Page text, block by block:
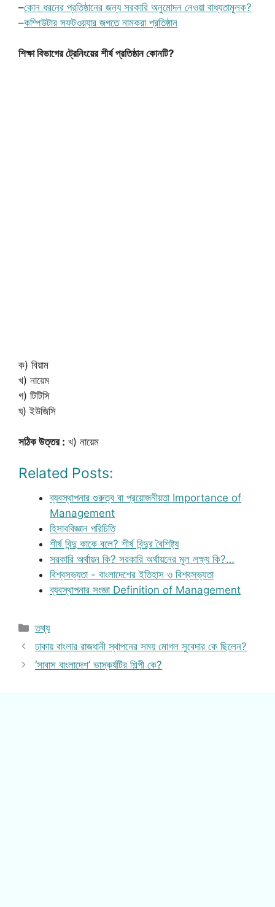
–কোন ধরনের প্রতিষ্ঠানের জন্য সরকারি অনুমোদন নেওয়া বাধ্যতামূলক?
–কম্পিউটার সফটওয়্যার জগতে নামকরা প্রতিষ্ঠান
শিক্ষা বিভাগের ট্রেনিংয়ের শীর্ষ প্রতিষ্ঠান কোনটি?
ক) বিয়াম
খ) নায়েম
গ) টিটিসি
ঘ) ইউজিসি
সঠিক উত্তর : খ) নায়েম
Related Posts:
ব্যবস্থাপনার গুরুত্ব বা প্রয়োজনীয়তা Importance of
Management
হিসাববিজ্ঞান পরিচিতি
শীর্ষ বিন্দু কাকে বলে? শীর্ষ বিন্দুর বৈশিষ্ট্য
সরকারি অর্থায়ন কি? সরকারি অর্থায়নের মূল লক্ষ্য কি?…
বিশ্বসভ্যতা - বাংলাদেশের ইতিহাস ও বিশ্বসভ্যতা
ব্যবস্থাপনার সংজ্ঞা Definition of Management
Categories
তথ্য
ঢাকায় বাংলার রাজধানী স্থাপনের সময় মোগল সুবেদার কে ছিলেন?
‘সাবাস বাংলাদেশ’ ভাস্কর্যটির শিল্পী কে?